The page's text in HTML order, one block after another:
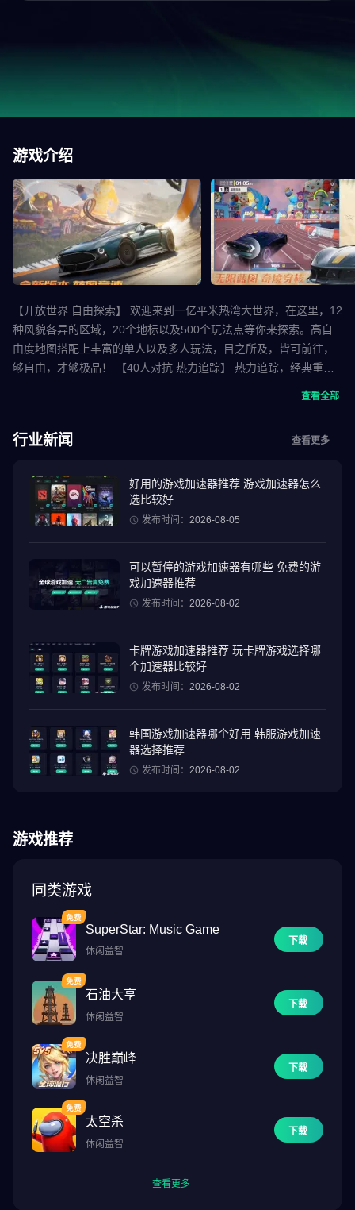
游戏介绍
【开放世界 自由探索】 欢迎来到一亿平米热湾大世界，在这里，12
种风貌各异的区域，20个地标以及500个玩法点等你来探索。高自
由度地图搭配上丰富的单人以及多人玩法，目之所及，皆可前往，
够自由，才够极品！ 【40人对抗 热力追踪】 热力追踪，经典重
【豪车云集 街头爆改】 来自全球30多个车企授权，法拉利、兰博基
升阶、不升星，拒绝赛车数值深度养成。赛车手还可以通过外形改
装打造自己的专属座驾，通过调校系统让爱车在性能和操控上达到
最佳状态，引擎滚烫，即刻出发！够多车，才够极品！ 【UGC玩法
验，同时还有33人同屏互动的多人模式等你来探索，呼朋唤友，乐
趣加倍！够脑洞，才够极品！ 官方网站：nfsm.qq.com 官方微博：
查看全部
行业新闻 查看更多
好用的游戏加速器推荐 游戏加速器怎么
选比较好
发布时间： 2026-08-05
可以暂停的游戏加速器有哪些 免费的游
戏加速器推荐
发布时间： 2026-08-02
卡牌游戏加速器推荐 玩卡牌游戏选择哪
个加速器比较好
发布时间： 2026-08-02
韩国游戏加速器哪个好用 韩服游戏加速
器选择推荐
发布时间： 2026-08-02
游戏推荐
同类游戏
SuperStar: Music Game
休闲益智
下载
石油大亨
休闲益智
下载
决胜巅峰
休闲益智
下载
太空杀
休闲益智
下载
查看更多